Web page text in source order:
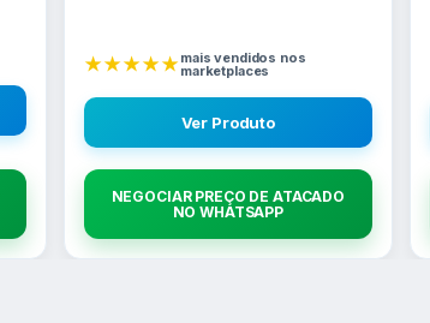
★★★★★mais vendidos nos
marketplaces
Ver Produto
NEGOCIAR PREÇO DE ATACADO
NO WHATSAPP